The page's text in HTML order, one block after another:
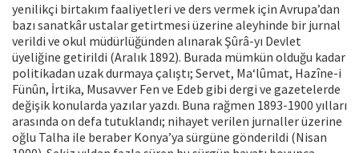
yenilikçi birtakım faaliyetleri ve ders vermek için Avrupa’dan
bazı sanatkâr ustalar getirtmesi üzerine aleyhinde bir jurnal
verildi ve okul müdürlüğünden alınarak Şûrâ-yı Devlet
üyeliğine getirildi (Aralık 1892). Burada mümkün olduğu kadar
politikadan uzak durmaya çalıştı; Servet, Ma‘lûmat, Hazîne-i
Fünûn, İrtika, Musavver Fen ve Edeb gibi dergi ve gazetelerde
değişik konularda yazılar yazdı. Buna rağmen 1893-1900 yılları
arasında on defa tutuklandı; nihayet verilen jurnaller üzerine
oğlu Talha ile beraber Konya’ya sürgüne gönderildi (Nisan